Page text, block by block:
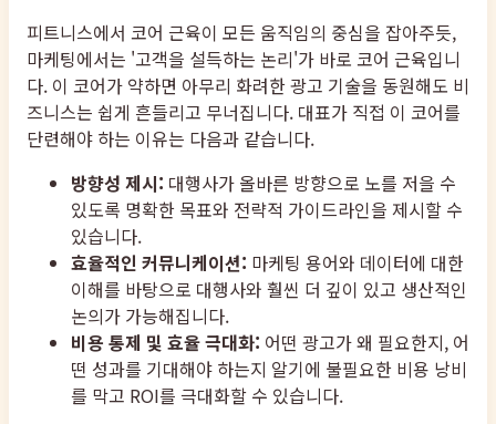
피트니스에서 코어 근육이 모든 움직임의 중심을 잡아주듯,
마케팅에서는 '고객을 설득하는 논리'가 바로 코어 근육입니
다. 이 코어가 약하면 아무리 화려한 광고 기술을 동원해도 비
즈니스는 쉽게 흔들리고 무너집니다. 대표가 직접 이 코어를
단련해야 하는 이유는 다음과 같습니다.
방향성 제시: 대행사가 올바른 방향으로 노를 저을 수
있도록 명확한 목표와 전략적 가이드라인을 제시할 수
있습니다.
효율적인 커뮤니케이션: 마케팅 용어와 데이터에 대한
이해를 바탕으로 대행사와 훨씬 더 깊이 있고 생산적인
논의가 가능해집니다.
비용 통제 및 효율 극대화: 어떤 광고가 왜 필요한지, 어
떤 성과를 기대해야 하는지 알기에 불필요한 비용 낭비
를 막고 ROI를 극대화할 수 있습니다.